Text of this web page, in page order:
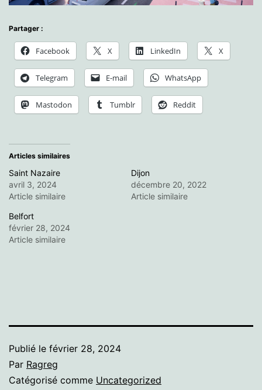
Partager :
Facebook X LinkedIn X
Telegram E-mail WhatsApp
Mastodon Tumblr Reddit
Articles similaires
Saint Nazaire
avril 3, 2024
Article similaire
Dijon
décembre 20, 2022
Article similaire
Belfort
février 28, 2024
Article similaire
Publié le février 28, 2024
Par Ragreg
Catégorisé comme Uncategorized